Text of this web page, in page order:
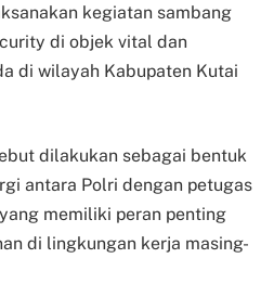
kegiatan sambang
di objek vital dan
di wilayah Kabupaten Kutai
dilakukan sebagai bentuk
antara Polri dengan petugas
memiliki peran penting
di lingkungan kerja masing-